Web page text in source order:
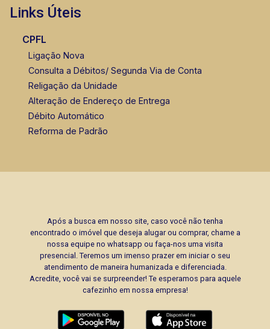
Links Úteis
CPFL
Ligação Nova
Consulta a Débitos/ Segunda Via de Conta
Religação da Unidade
Alteração de Endereço de Entrega
Débito Automático
Reforma de Padrão
Após a busca em nosso site, caso você não tenha
encontrado o imóvel que deseja alugar ou comprar, chame a
nossa equipe no whatsapp ou faça-nos uma visita
presencial. Teremos um imenso prazer em iniciar o seu
atendimento de maneira humanizada e diferenciada.
Acredite, você vai se surpreender! Te esperamos para aquele
cafezinho em nossa empresa!